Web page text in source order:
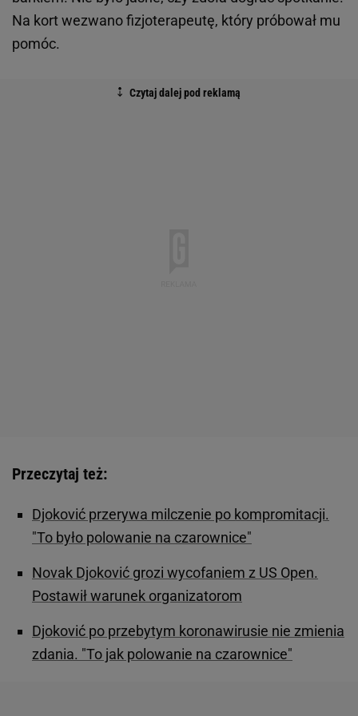
Na kort wezwano fizjoterapeutę, który próbował mu
pomóc.
Przeczytaj też:
Djoković przerywa milczenie po kompromitacji.
"To było polowanie na czarownice"
Novak Djoković grozi wycofaniem z US Open.
Postawił warunek organizatorom
Djoković po przebytym koronawirusie nie zmienia
zdania. "To jak polowanie na czarownice"